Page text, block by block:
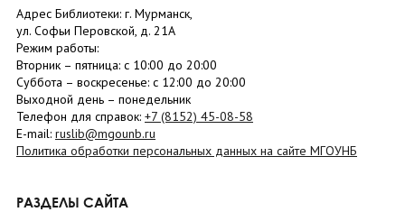
Адрес Библиотеки: г. Мурманск,
ул. Софьи Перовской, д. 21А
Режим работы:
Вторник – пятница: с 10:00 до 20:00
Суббота – воскресенье: c 12:00 до 20:00
Выходной день – понедельник
Телефон для справок: +7 (8152) 45-08-58
E-mail: ruslib@mgounb.ru
Политика обработки персональных данных на сайте МГОУНБ
РАЗДЕЛЫ САЙТА